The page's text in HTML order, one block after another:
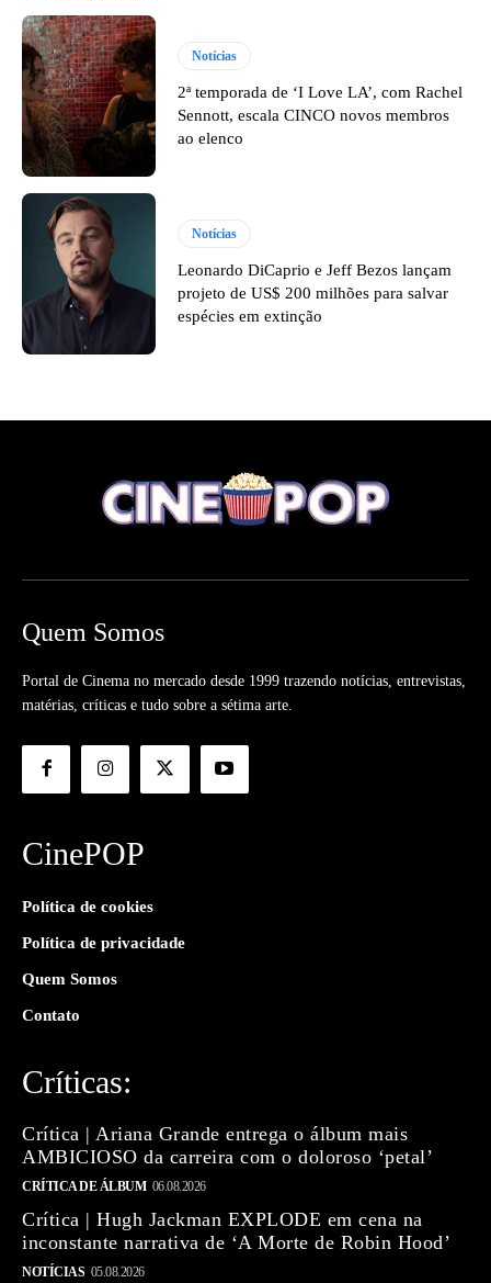
Notícias
2ª temporada de ‘I Love LA’, com Rachel
Sennott, escala CINCO novos membros
ao elenco
Notícias
Leonardo DiCaprio e Jeff Bezos lançam
projeto de US$ 200 milhões para salvar
espécies em extinção
Quem Somos
Portal de Cinema no mercado desde 1999 trazendo notícias, entrevistas,
matérias, críticas e tudo sobre a sétima arte.
CinePOP
Política de cookies
Política de privacidade
Quem Somos
Contato
Críticas:
Crítica | Ariana Grande entrega o álbum mais
AMBICIOSO da carreira com o doloroso ‘petal’
CRÍTICA DE ÁLBUM 06.08.2026
Crítica | Hugh Jackman EXPLODE em cena na
inconstante narrativa de ‘A Morte de Robin Hood’
NOTÍCIAS 05.08.2026